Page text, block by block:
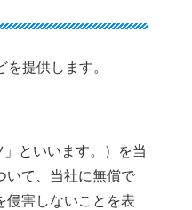
提供します。
といいます。）を当
いて、当社に無償で
侵害しないことを表